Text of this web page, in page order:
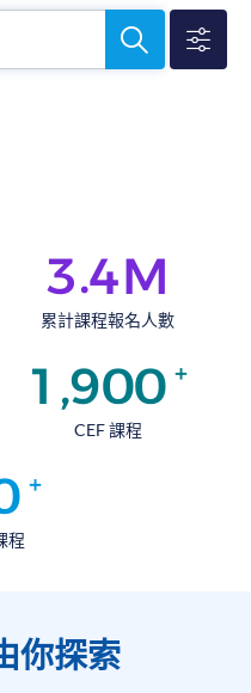
尋
3.4M
累計課程報名人數
1,900+
CEF 課程
+
程
你探索